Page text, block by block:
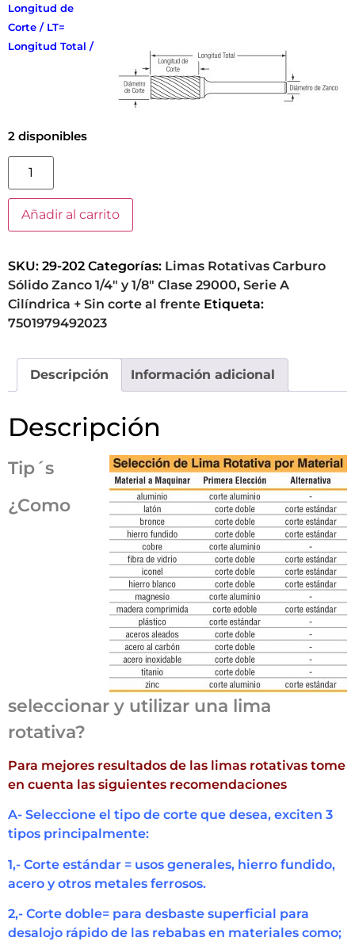
Longitud de
Corte / LT=
Longitud Total /
2 disponibles
Añadir al carrito
SKU: 29-202 Categorías: Limas Rotativas Carburo
Sólido Zanco 1/4" y 1/8" Clase 29000, Serie A
Cilíndrica + Sin corte al frente Etiqueta:
7501979492023
Descripción Información adicional
Descripción
Tip´s
¿Como
seleccionar y utilizar una lima
rotativa?
Para mejores resultados de las limas rotativas tome
en cuenta las siguientes recomendaciones
A- Seleccione el tipo de corte que desea, exciten 3
tipos principalmente:
1,- Corte estándar = usos generales, hierro fundido,
acero y otros metales ferrosos.
2,- Corte doble= para desbaste superficial para
desalojo rápido de las rebabas en materiales como;